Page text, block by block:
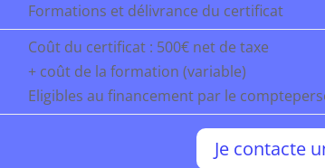
Formations et délivrance du certificat
Coût du certificat : 500€ net de taxe
+ coût de la formation (variable)
Eligibles au financement par le
Je contacte